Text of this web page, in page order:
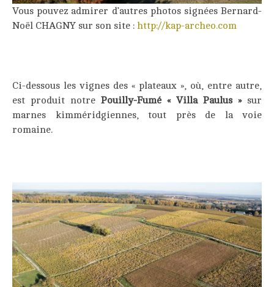
Vous pouvez admirer d’autres photos signées Bernard-
Noël CHAGNY sur son site : http://kap-archeo.com
Ci-dessous les vignes des « plateaux », où, entre autre,
est produit notre Pouilly-Fumé « Villa Paulus »sur
marnes kimméridgiennes, tout près de la voie
romaine.